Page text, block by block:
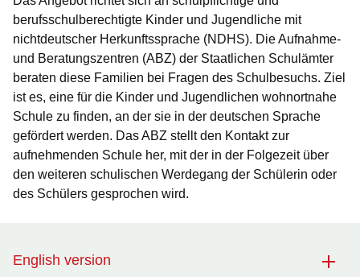
berufsschulberechtigte Kinder und Jugendliche mit
nichtdeutscher Herkunftssprache (NDHS). Die Aufnahme-
und Beratungszentren (ABZ) der Staatlichen Schulämter
beraten diese Familien bei Fragen des Schulbesuchs. Ziel
ist es, eine für die Kinder und Jugendlichen wohnortnahe
Schule zu finden, an der sie in der deutschen Sprache
gefördert werden. Das ABZ stellt den Kontakt zur
aufnehmenden Schule her, mit der in der Folgezeit über
den weiteren schulischen Werdegang der Schülerin oder
des Schülers gesprochen wird.
English version